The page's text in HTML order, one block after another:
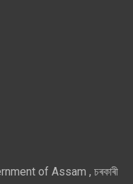
of Assam , চৰকাৰী